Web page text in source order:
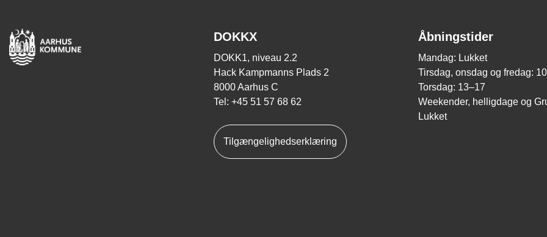
DOKKX
DOKK1, niveau 2.2
Hack Kampmanns Plads 2
8000 Aarhus C
Tel: +45 51 57 68 62
Tilgængelighedserklæring
Åbningstider
Mandag: Lukket
Tirsdag, onsdag og fredag:
Torsdag: 13–17
Weekender, helligdage og
Lukket